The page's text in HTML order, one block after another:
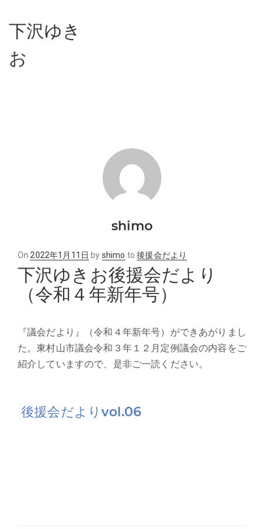
下沢ゆき
お
shimo
On Posted
on
2022年1月11日 by shimo to後援会だより
下沢ゆきお後援会だより
（令和４年新年号）
『議会だより』（令和４年新年号）ができあがりまし
た。東村山市議会令和３年１２月定例議会の内容をご
紹介していますので、是非ご一読ください。
後援会だよりvol.06